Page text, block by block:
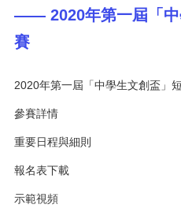
—— 2020年第一屆「中
賽
2020年第一屆「中學生文創盃」
參賽詳情
重要日程與細則
報名表下載
示範視頻